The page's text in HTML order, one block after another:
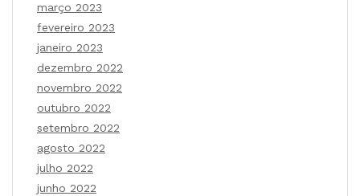
março 2023
fevereiro 2023
janeiro 2023
dezembro 2022
novembro 2022
outubro 2022
setembro 2022
agosto 2022
julho 2022
junho 2022